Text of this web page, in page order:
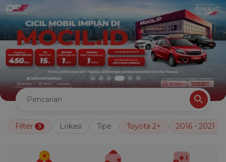
Filter 3 Lokasi Tipe Toyota 2+ 2016 - 2021